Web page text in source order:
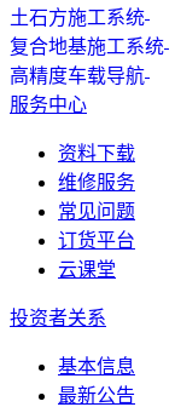
土石方施工系统
复合地基施工系统
高精度车载导航
服务中心
资料下载
维修服务
常见问题
订货平台
云课堂
投资者关系
基本信息
最新公告